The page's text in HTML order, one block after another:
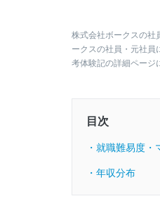
株式会社ボークスの社
ークスの社員・元社員
考体験記の詳細ページ
目次
・就職難易度・
・年収分布